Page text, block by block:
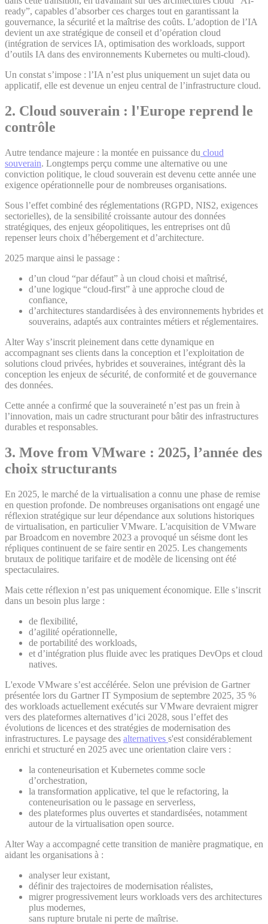
ready”, capables d’absorber ces charges tout en garantissant la
gouvernance, la sécurité et la maîtrise des coûts. L’adoption de l’IA
devient un axe stratégique de conseil et d’opération cloud
(intégration de services IA, optimisation des workloads, support
d’outils IA dans des environnements Kubernetes ou multi-cloud).
Un constat s’impose : l’IA n’est plus uniquement un sujet data ou
applicatif, elle est devenue un enjeu central de l’infrastructure cloud.
2. Cloud souverain : l'Europe reprend le
contrôle
Autre tendance majeure : la montée en puissance du cloud
souverain. Longtemps perçu comme une alternative ou une
conviction politique, le cloud souverain est devenu cette année une
exigence opérationnelle pour de nombreuses organisations.
Sous l’effet combiné des réglementations (RGPD, NIS2, exigences
sectorielles), de la sensibilité croissante autour des données
stratégiques, des enjeux géopolitiques, les entreprises ont dû
repenser leurs choix d’hébergement et d’architecture.
2025 marque ainsi le passage :
d’un cloud “par défaut” à un cloud choisi et maîtrisé,
d’une logique “cloud-first” à une approche cloud de
confiance,
d’architectures standardisées à des environnements hybrides et
souverains, adaptés aux contraintes métiers et réglementaires.
Alter Way s’inscrit pleinement dans cette dynamique en
accompagnant ses clients dans la conception et l’exploitation de
solutions cloud privées, hybrides et souveraines, intégrant dès la
conception les enjeux de sécurité, de conformité et de gouvernance
des données.
Cette année a confirmé que la souveraineté n’est pas un frein à
l’innovation, mais un cadre structurant pour bâtir des infrastructures
durables et responsables.
3. Move from VMware : 2025, l’année des
choix structurants
En 2025, le marché de la virtualisation a connu une phase de remise
en question profonde. De nombreuses organisations ont engagé une
réflexion stratégique sur leur dépendance aux solutions historiques
de virtualisation, en particulier VMware. L'acquisition de VMware
par Broadcom en novembre 2023 a provoqué un séisme dont les
répliques continuent de se faire sentir en 2025. Les changements
brutaux de politique tarifaire et de modèle de licensing ont été
spectaculaires.
Mais cette réflexion n’est pas uniquement économique. Elle s’inscrit
dans un besoin plus large :
de flexibilité,
d’agilité opérationnelle,
de portabilité des workloads,
et d’intégration plus fluide avec les pratiques DevOps et cloud
natives.
L'exode VMware s’est accélérée. Selon une prévision de Gartner
présentée lors du Gartner IT Symposium de septembre 2025, 35 %
des workloads actuellement exécutés sur VMware devraient migrer
vers des plateformes alternatives d’ici 2028, sous l’effet des
évolutions de licences et des stratégies de modernisation des
infrastructures. Le paysage des alternatives s'est considérablement
enrichi et structuré en 2025 avec une orientation claire vers :
la conteneurisation et Kubernetes comme socle
d’orchestration,
la transformation applicative, tel que le refactoring, la
conteneurisation ou le passage en serverless,
des plateformes plus ouvertes et standardisées, notamment
autour de la virtualisation open source.
Alter Way a accompagné cette transition de manière pragmatique, en
aidant les organisations à :
analyser leur existant,
définir des trajectoires de modernisation réalistes,
migrer progressivement leurs workloads vers des architectures
plus modernes,
sans rupture brutale ni perte de maîtrise.